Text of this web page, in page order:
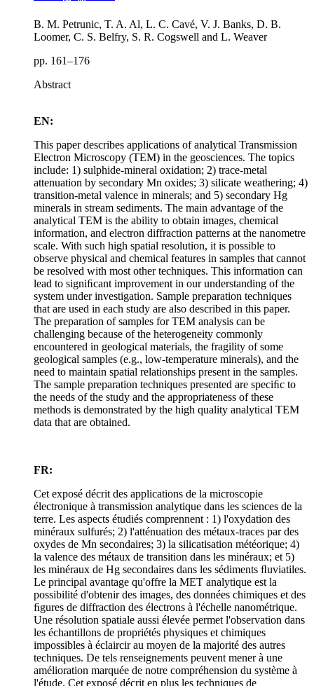
B. M. Petrunic, T. A. Al, L. C. Cavé, V. J. Banks, D. B.
Loomer, C. S. Belfry, S. R. Cogswell and L. Weaver
pp. 161–176
Abstract
EN:
This paper describes applications of analytical Transmission
Electron Microscopy (TEM) in the geosciences. The topics
include: 1) sulphide-mineral oxidation; 2) trace-metal
attenuation by secondary Mn oxides; 3) silicate weathering; 4)
transition-metal valence in minerals; and 5) secondary Hg
minerals in stream sediments. The main advantage of the
analytical TEM is the ability to obtain images, chemical
information, and electron diffraction patterns at the nanometre
scale. With such high spatial resolution, it is possible to
observe physical and chemical features in samples that cannot
be resolved with most other techniques. This information can
lead to signiﬁcant improvement in our understanding of the
system under investigation. Sample preparation techniques
that are used in each study are also described in this paper.
The preparation of samples for TEM analysis can be
challenging because of the heterogeneity commonly
encountered in geological materials, the fragility of some
geological samples (e.g., low-temperature minerals), and the
need to maintain spatial relationships present in the samples.
The sample preparation techniques presented are speciﬁc to
the needs of the study and the appropriateness of these
methods is demonstrated by the high quality analytical TEM
data that are obtained.
FR:
Cet exposé décrit des applications de la microscopie
électronique à transmission analytique dans les sciences de la
terre. Les aspects étudiés comprennent : 1) l'oxydation des
minéraux sulfurés; 2) l'atténuation des métaux-traces par des
oxydes de Mn secondaires; 3) la silicatisation météorique; 4)
la valence des métaux de transition dans les minéraux; et 5)
les minéraux de Hg secondaires dans les sédiments ﬂuviatiles.
Le principal avantage qu'offre la MET analytique est la
possibilité d'obtenir des images, des données chimiques et des
ﬁgures de diffraction des électrons à l'échelle nanométrique.
Une résolution spatiale aussi élevée permet l'observation dans
les échantillons de propriétés physiques et chimiques
impossibles à éclaircir au moyen de la majorité des autres
techniques. De tels renseignements peuvent mener à une
amélioration marquée de notre compréhension du système à
l'étude. Cet exposé décrit en plus les techniques de